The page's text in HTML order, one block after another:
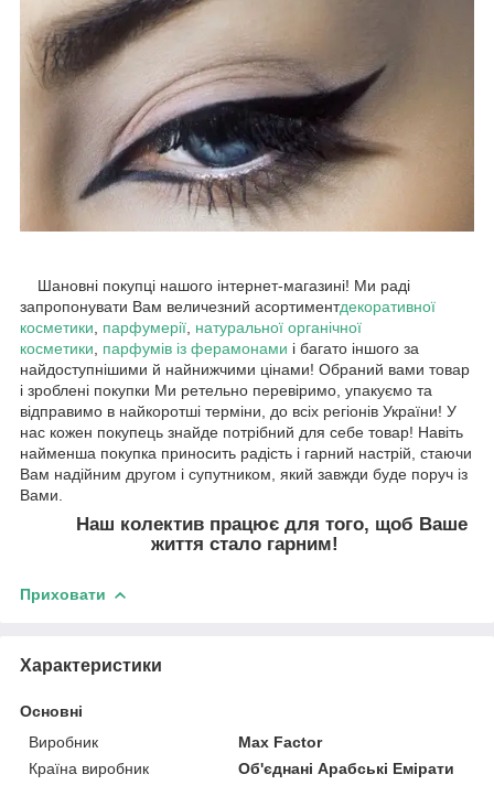
Шановні покупці нашого інтернет-магазині! Ми раді
запропонувати Вам величезний асортиментдекоративної
косметики, парфумерії, натуральної органічної
косметики, парфумів із ферамонами і багато іншого за
найдоступнішими й найнижчими цінами! Обраний вами товар
і зроблені покупки Ми ретельно перевіримо, упакуємо та
відправимо в найкоротші терміни, до всіх регіонів України! У
нас кожен покупець знайде потрібний для себе товар! Навіть
найменша покупка приносить радість і гарний настрій, стаючи
Вам надійним другом і супутником, який завжди буде поруч із
Вами.
Наш колектив працює для того, щоб Ваше
життя стало гарним!
Приховати
Характеристики
Основні
Виробник
Max Factor
Країна виробник
Об'єднані Арабські Емірати